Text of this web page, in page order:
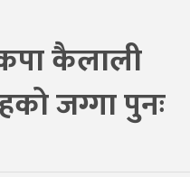
कैलाली
जग्गा पुनः